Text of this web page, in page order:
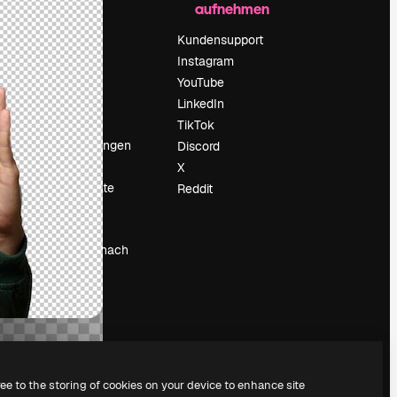
Preise
Über uns
Reviews
Karriere
Suchtrends
Blog
Veranstaltungen
Slidesgo
Deine Inhalte
verkaufen
Pressesaal
Suchst du nach
magnific.ai
aufnehmen
Kundensupport
Instagram
YouTube
LinkedIn
TikTok
Discord
X
Reddit
to the storing of cookies on your device to enhance site